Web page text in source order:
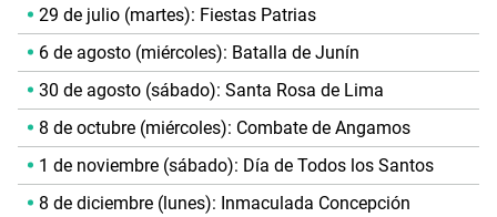
29 de julio (martes): Fiestas Patrias
6 de agosto (miércoles): Batalla de Junín
30 de agosto (sábado): Santa Rosa de Lima
8 de octubre (miércoles): Combate de Angamos
1 de noviembre (sábado): Día de Todos los Santos
8 de diciembre (lunes): Inmaculada Concepción